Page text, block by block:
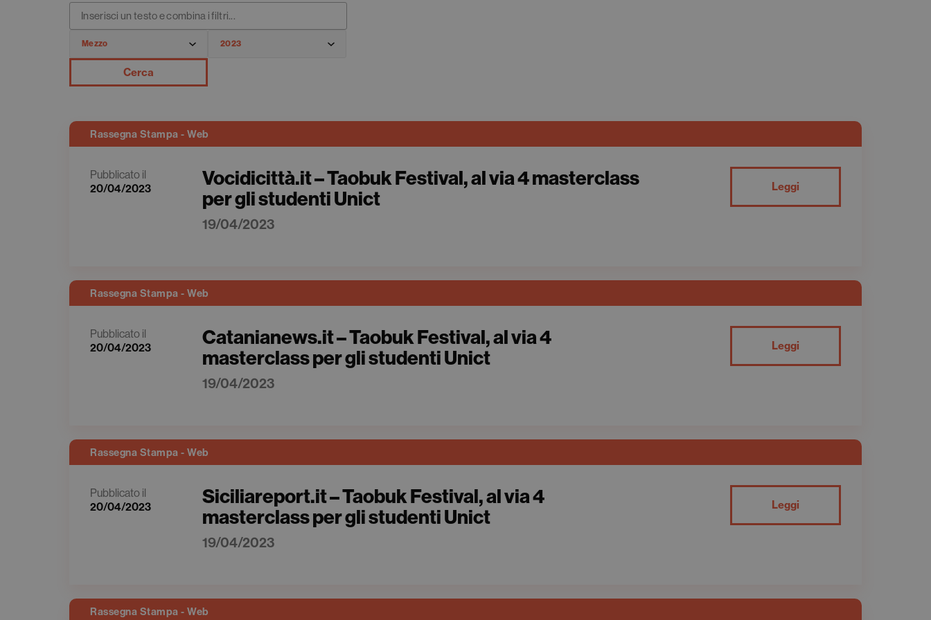
Cerca
Rassegna Stampa - Web
Pubblicato il
20/04/2023
Vocidicittà.it – Taobuk Festival, al via 4 masterclass
per gli studenti Unict
19/04/2023
Leggi
Rassegna Stampa - Web
Pubblicato il
20/04/2023
Catanianews.it – Taobuk Festival, al via 4
masterclass per gli studenti Unict
19/04/2023
Leggi
Rassegna Stampa - Web
Pubblicato il
20/04/2023
Siciliareport.it – Taobuk Festival, al via 4
masterclass per gli studenti Unict
19/04/2023
Leggi
Rassegna Stampa - Web